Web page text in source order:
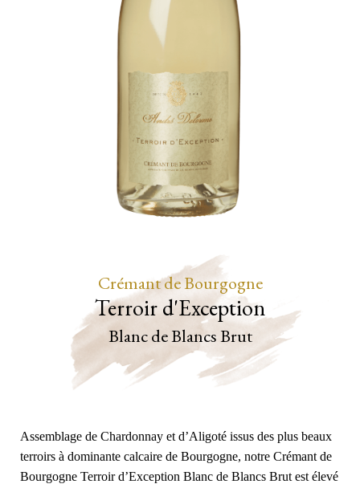
Crémant de Bourgogne
Terroir d'Exception
Blanc de BlancsBrut
Assemblage de Chardonnay et d’Aligoté issus des plus beaux
terroirs à dominante calcaire de Bourgogne, notre Crémant de
Bourgogne Terroir d’Exception Blanc de Blancs Brut est élevé